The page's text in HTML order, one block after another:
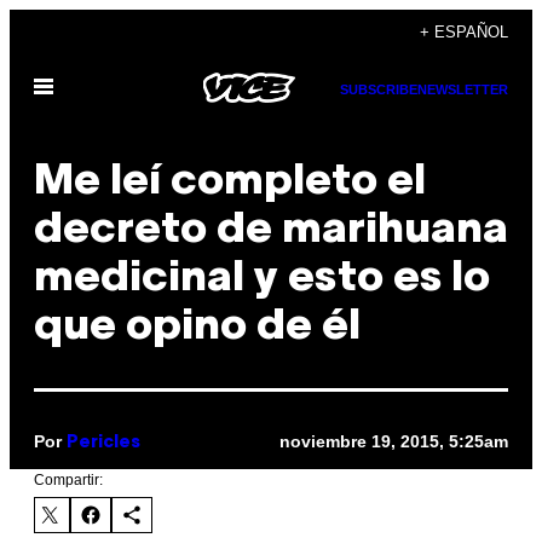
contenido
+ ESPAÑOL
Abrir
SUBSCRIBENEWSLETTER
Me leí completo el
decreto de marihuana
medicinal y esto es lo
que opino de él
Por Pericles noviembre 19, 2015, 5:25am
Compartir: